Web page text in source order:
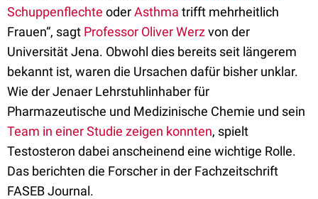
Schuppenflechte oderAsthma trifft mehrheitlich
Frauen“, sagt Professor Oliver Werzvon der
Universität Jena. Obwohl dies bereits seit längerem
bekannt ist, waren die Ursachen dafür bisher unklar.
Wie der Jenaer Lehrstuhlinhaber für
Pharmazeutische und Medizinische Chemie und sein
Team in einer Studie zeigen konnten, spielt
Testosteron dabei anscheinend eine wichtige Rolle.
Das berichten die Forscher in der Fachzeitschrift
FASEB Journal.